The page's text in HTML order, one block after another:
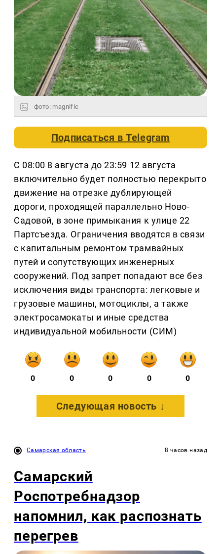
фото: magnific
Подписаться вTelegram
С 08:00 8 августа до 23:59 12 августа
включительно будет полностью перекрыто
движение на отрезке дублирующей
дороги, проходящей параллельно Ново-
Садовой, в зоне примыкания к улице 22
Партсъезда. Ограничения вводятся в связи
с капитальным ремонтом трамвайных
путей и сопутствующих инженерных
сооружений. Под запрет попадают все без
исключения виды транспорта: легковые и
грузовые машины, мотоциклы, а также
электросамокаты и иные средства
индивидуальной мобильности (СИМ)
0 0 0 0 0
Следующая новость ↓
Самарская область 8 часов назад
Самарский
Роспотребнадзор
напомнил, как распознать
перегрев